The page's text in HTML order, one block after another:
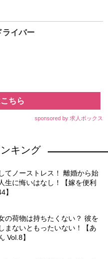
ライバー
ちら
sponsored by 求人ボックス
キング
てノーストレス！ 離婚から始
生に悔いはなし！【嫁を便利
】
の荷物は持ちたくない？ 彼を
まないともったいない！【あ
Vol.8】